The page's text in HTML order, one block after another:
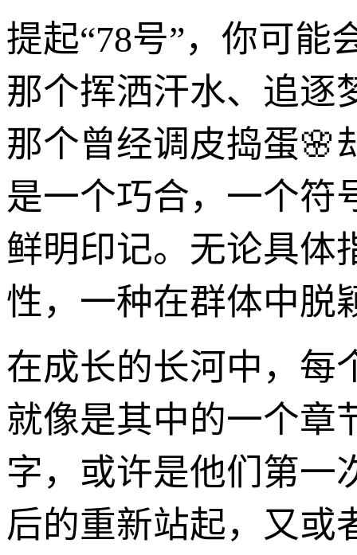
提起“78号”，你可能
那个挥洒汗水、追逐
那个曾经调皮捣蛋🌸
是一个巧合，一个符
鲜明印记。无论具体
性，一种在群体中脱
在成长的长河中，每
就像是其中的一个章
字，或许是他们第一
后的重新站起，又或